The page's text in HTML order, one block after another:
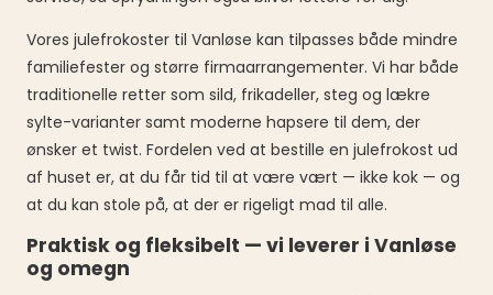
Vores julefrokoster til Vanløse kan tilpasses både mindre
familiefester og større firmaarrangementer. Vi har både
traditionelle retter som sild, frikadeller, steg og lækre
sylte-varianter samt moderne hapsere til dem, der
ønsker et twist. Fordelen ved at bestille en julefrokost ud
af huset er, at du får tid til at være vært — ikke kok — og
at du kan stole på, at der er rigeligt mad til alle.
Praktisk og fleksibelt — vi leverer i Vanløse
og omegn